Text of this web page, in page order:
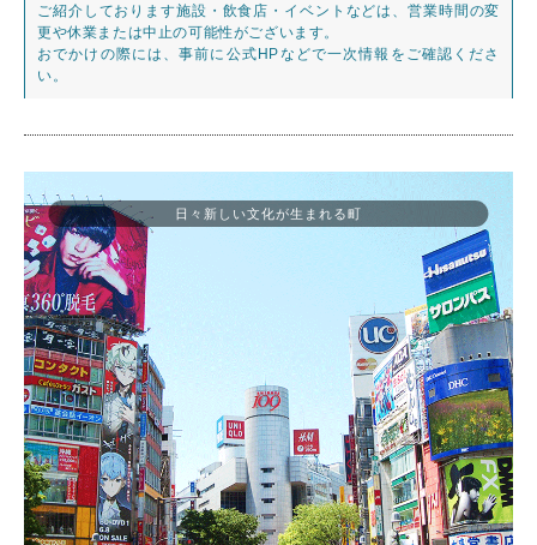
ご紹介しております施設・飲食店・イベントなどは、営業時間の変
更や休業または中止の可能性がございます。
おでかけの際には、事前に公式HPなどで一次情報をご確認くださ
い。
日々新しい文化が生まれる町